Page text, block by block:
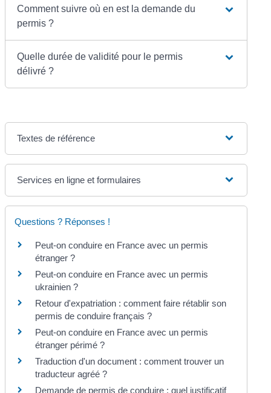
Comment suivre où en est la demande du
permis ?
Quelle durée de validité pour le permis
délivré ?
Textes de référence
Services en ligne et formulaires
Questions ? Réponses !
Peut-on conduire en France avec un permis
étranger ?
Peut-on conduire en France avec un permis
ukrainien ?
Retour d'expatriation : comment faire rétablir son
permis de conduire français ?
Peut-on conduire en France avec un permis
étranger périmé ?
Traduction d'un document : comment trouver un
traducteur agréé ?
Demande de permis de conduire : quel justificatif